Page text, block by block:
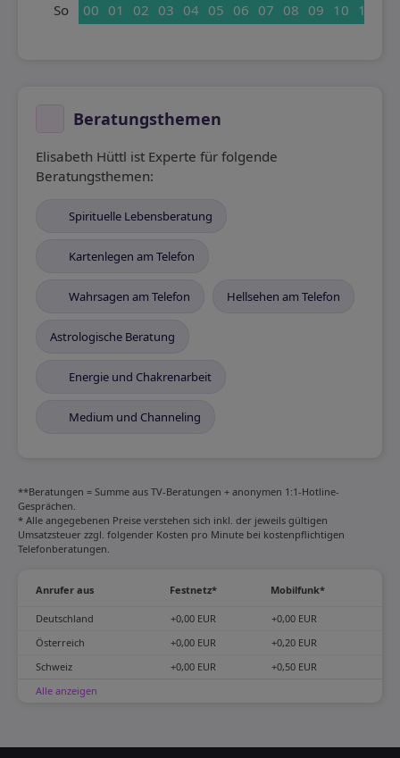
So
00 01 02 03 04 05 06 07 08 09 10 11
Beratungsthemen
Elisabeth Hüttl ist Experte für folgende
Beratungsthemen:
Spirituelle Lebensberatung
Kartenlegen am Telefon
Wahrsagen am Telefon Hellsehen am Telefon
Astrologische Beratung
Energie und Chakrenarbeit
Medium und Channeling
**Beratungen = Summe aus TV-Beratungen + anonymen 1:1-Hotline-
Gesprächen.
* Alle angegebenen Preise verstehen sich inkl. der jeweils gültigen
Umsatzsteuer zzgl. folgender Kosten pro Minute bei kostenpflichtigen
Telefonberatungen.
Anrufer aus Festnetz* Mobilfunk*
Deutschland +0,00 EUR
+0,00 EUR
Österreich
+0,00 EUR
+0,20 EUR
Schweiz
+0,00 EUR
+0,50 EUR
Alle anzeigen